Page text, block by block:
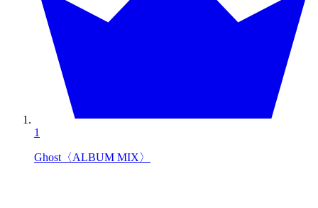
1
Ghost〈ALBUM MIX〉